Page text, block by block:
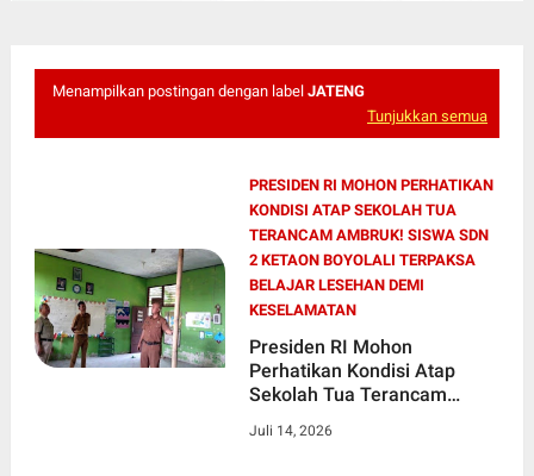
Menampilkan postingan dengan label JATENG
Tunjukkan semua
PRESIDEN RI MOHON PERHATIKAN
KONDISI ATAP SEKOLAH TUA
TERANCAM AMBRUK! SISWA SDN
2 KETAON BOYOLALI TERPAKSA
BELAJAR LESEHAN DEMI
KESELAMATAN
Presiden RI Mohon
Perhatikan Kondisi Atap
Sekolah Tua Terancam
Ketaon Boyolali Terpaksa
Juli 14, 2026